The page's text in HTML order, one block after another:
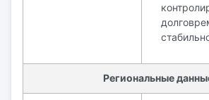
Региональные